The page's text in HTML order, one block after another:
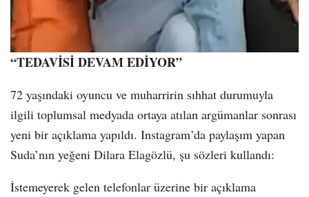
“TEDAVİSİ DEVAM EDİYOR”
72 yaşındaki oyuncu ve muharririn sıhhat durumuyla
ilgili toplumsal medyada ortaya atılan argümanlar sonrası
yeni bir açıklama yapıldı. Instagram’da paylaşım yapan
Suda’nın yeğeni Dilara Elagözlü, şu sözleri kullandı:
İstemeyerek gelen telefonlar üzerine bir açıklama